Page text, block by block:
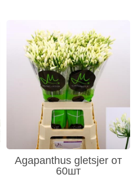
Agapanthus gletsjer от
60шт